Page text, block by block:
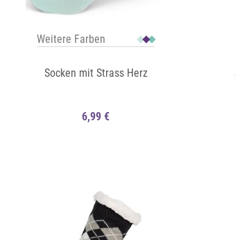
Weitere Farben
Socken mit Strass Herz
6,99 €